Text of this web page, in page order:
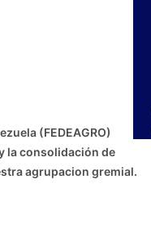
(FEDEAGRO)
la consolidación de
agrupacion gremial.